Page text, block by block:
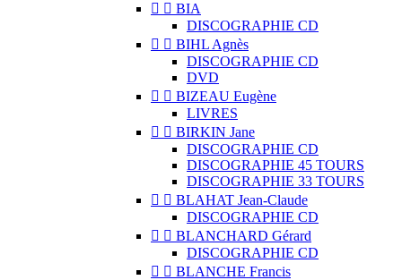
  BIA
DISCOGRAPHIE CD
  BIHL Agnès
DISCOGRAPHIE CD
DVD
  BIZEAU Eugène
LIVRES
  BIRKIN Jane
DISCOGRAPHIE CD
DISCOGRAPHIE 45 TOURS
DISCOGRAPHIE 33 TOURS
  BLAHAT Jean-Claude
DISCOGRAPHIE CD
  BLANCHARD Gérard
DISCOGRAPHIE CD
  BLANCHE Francis